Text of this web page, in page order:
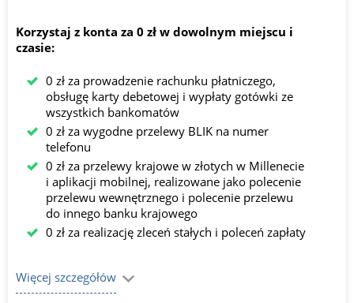
Korzystaj z konta za 0 zł w dowolnym miejscu i
czasie:
0 zł za prowadzenie rachunku płatniczego,
obsługę karty debetowej i wypłaty gotówki ze
wszystkich bankomatów
0 zł za wygodne przelewy BLIK na numer
telefonu
0 zł za przelewy krajowe w złotych w Millenecie
i aplikacji mobilnej, realizowane jako polecenie
przelewu wewnętrznego i polecenie przelewu
do innego banku krajowego
0 zł za realizację zleceń stałych i poleceń zapłaty
Więcej szczegółów